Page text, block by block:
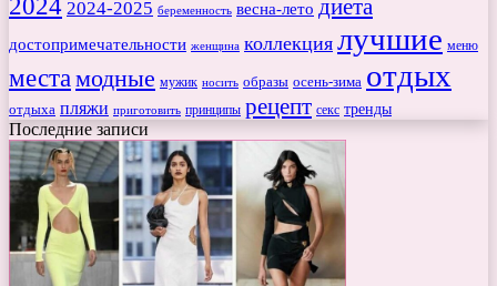
2024-2025 беременность весна-лето диета
достопримечательности женщина коллекция лучшие меню
места модные мужик носить образы осень-зима отдых
отдыха пляжи приготовить принципы рецепт секс тренды
Последние записи